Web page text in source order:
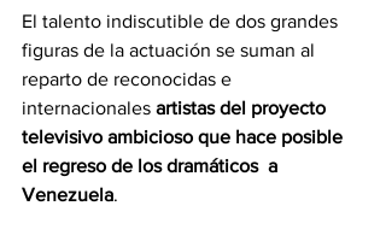
El talento indiscutible de dos grandes
figuras de la actuación se suman al
reparto de reconocidas e
internacionales artistas del proyecto
televisivo ambicioso que hace posible
el regreso de los dramáticos  a
Venezuela.